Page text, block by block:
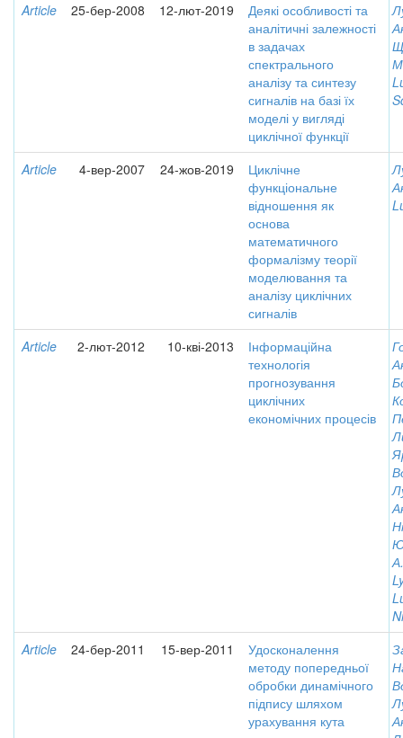
Article 25-бер-2008 12-лют-2019
Деякі особливості та
аналітичні залежності
в задачах
спектрального
аналізу та синтезу
сигналів на базі їх
моделі у вигляді
циклічної функції
Article 4-вер-2007 24-жов-2019
Циклічне
функціональне
відношення як
основа
математичного
формалізму теорії
моделювання та
аналізу циклічних
сигналів
Article 2-лют-2012 10-кві-2013
Інформаційна
технологія
прогнозування
циклічних
економічних процесів
А.
Article
24-бер-2011 15-вер-2011
Удосконалення
методу попередньої
обробки динамічного
підпису шляхом
урахування кута